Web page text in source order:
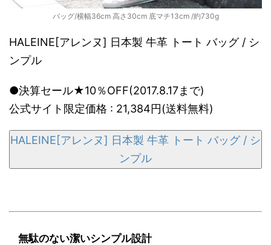
バッグ/横幅36cm 高さ30cm 底マチ13cm /約730g
HALEINE[アレンヌ] 日本製 牛革 トート バッグ / シ
ンプル
●決算セール★10％OFF(2017.8.17まで)
公式サイト限定価格 : 21,384円(送料無料)
HALEINE[アレンヌ] 日本製 牛革 トート バッグ / シ
ンプル
無駄のない潔いシンプル設計